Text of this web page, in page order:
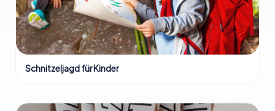
Schnitzeljagd für Kinder